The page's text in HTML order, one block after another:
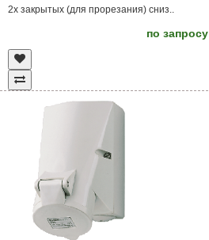
2х закрытых (для прорезания) cниз..
по запросу